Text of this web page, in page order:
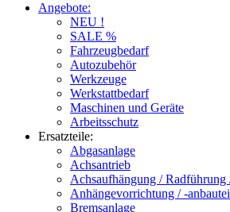
Angebote:
NEU !
SALE %
Fahrzeugbedarf
Autozubehör
Werkzeuge
Werkstattbedarf
Maschinen und Geräte
Arbeitsschutz
Ersatzteile:
Abgasanlage
Achsantrieb
Achsaufhängung / Radführung
Anhängevorrichtung / -
Bremsanlage